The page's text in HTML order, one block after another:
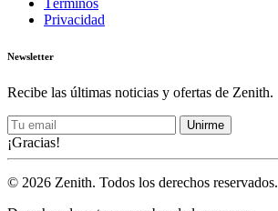
Términos
Privacidad
Newsletter
Recibe las últimas noticias y ofertas de Zenith.
Unirme
¡Gracias!
© 2026 Zenith. Todos los derechos reservados.